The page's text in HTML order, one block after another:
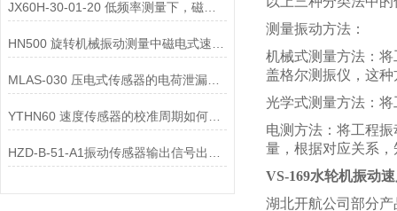
JX60H-30-01-20 低频率测量下，磁电式一体化振动变送器的选型注意事项？
MLAS-030 压电式传感器的电荷泄漏机制是什么？
YTHN60 速度传感器的校准周期如何确定？
测量振动方法：
机械式测量方法：
盖格尔测振仪，这
光学式测量方法：
电测方法：将工程
量，根据对应关系
VS-169水轮机振动
湖北开航公司部分产